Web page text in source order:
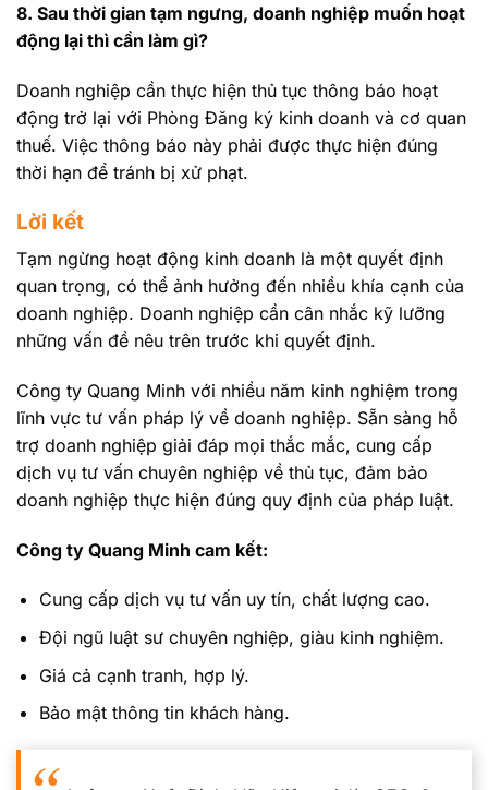
8. Sau thời gian tạm ngưng, doanh nghiệp muốn hoạt
động lại thì cần làm gì?
Doanh nghiệp cần thực hiện thủ tục thông báo hoạt
động trở lại với Phòng Đăng ký kinh doanh và cơ quan
thuế. Việc thông báo này phải được thực hiện đúng
thời hạn để tránh bị xử phạt.
Lời kết
Tạm ngừng hoạt động kinh doanh là một quyết định
quan trọng, có thể ảnh hưởng đến nhiều khía cạnh của
doanh nghiệp. Doanh nghiệp cần cân nhắc kỹ lưỡng
những vấn đề nêu trên trước khi quyết định.
Công ty Quang Minh với nhiều năm kinh nghiệm trong
lĩnh vực tư vấn pháp lý về doanh nghiệp. Sẵn sàng hỗ
trợ doanh nghiệp giải đáp mọi thắc mắc, cung cấp
dịch vụ tư vấn chuyên nghiệp về thủ tục, đảm bảo
doanh nghiệp thực hiện đúng quy định của pháp luật.
Công ty Quang Minh cam kết:
Cung cấp dịch vụ tư vấn uy tín, chất lượng cao.
Đội ngũ luật sư chuyên nghiệp, giàu kinh nghiệm.
Giá cả cạnh tranh, hợp lý.
Bảo mật thông tin khách hàng.